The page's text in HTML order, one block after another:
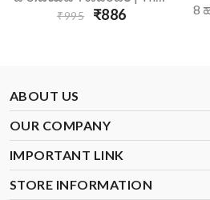
₹995 ₹886
ABOUT US
OUR COMPANY
IMPORTANT LINK
STORE INFORMATION